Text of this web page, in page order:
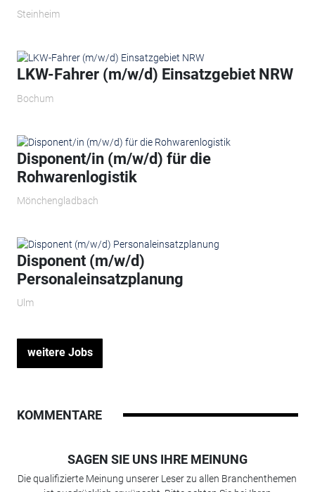
Steinheim
LKW-Fahrer (m/w/d) Einsatzgebiet NRW
Bochum
Disponent/in (m/w/d) für die
Rohwarenlogistik
Mönchengladbach
Disponent (m/w/d)
Personaleinsatzplanung
Ulm
weitere Jobs
KOMMENTARE
SAGEN SIE UNS IHRE MEINUNG
Die qualifizierte Meinung unserer Leser zu allen Branchenthemen